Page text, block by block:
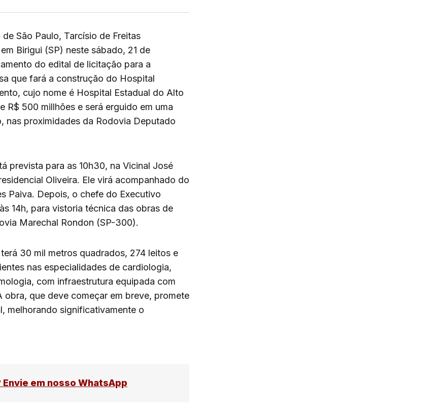
São Paulo, Tarcísio de Freitas
Birigui (SP) neste sábado, 21 de
do edital de licitação para a
que fará a construção do Hospital
cujo nome é Hospital Estadual do Alto
R$ 500 millhões e será erguido em uma
nas proximidades da Rodovia Deputado
prevista para as 10h30, na Vicinal José
Oliveira. Ele virá acompanhado do
Paiva. Depois, o chefe do Executivo
14h, para vistoria técnica das obras de
Marechal Rondon (SP-300).
30 mil metros quadrados, 274 leitos e
nas especialidades de cardiologia,
com infraestrutura equipada com
que deve começar em breve, promete
melhorando significativamente o
Envie em nosso WhatsApp